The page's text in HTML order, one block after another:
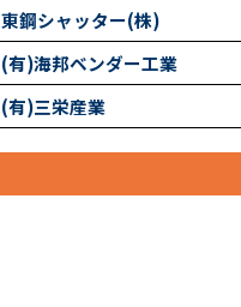
東鋼シャッター(株)
(有)海邦ベンダー工業
(有)三栄産業